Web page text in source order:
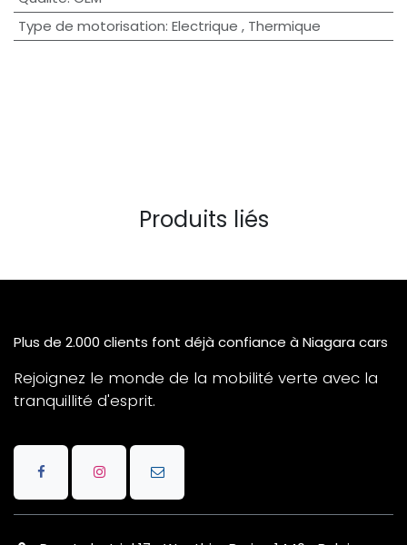
Type de motorisation: Electrique , Thermique
Produits liés
Plus de 2.000 clients font déjà confiance à Niagara cars
Rejoignez le monde de la mobilité verte avec la
tranquillité d'esprit.